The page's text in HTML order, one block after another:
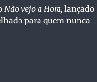
Não vejo a Hora, lançado
para quem nunca